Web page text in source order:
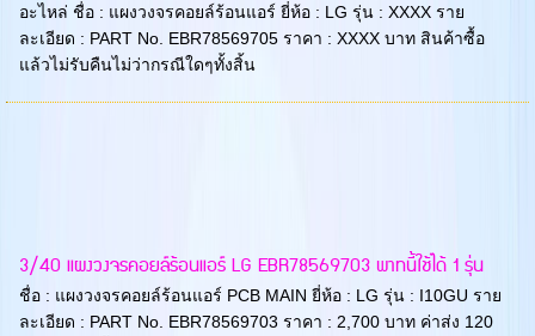
อะไหล่ ชื่อ : แผงวงจรคอยล์ร้อนแอร์ ยี่ห้อ : LG รุ่น : XXXX ราย
ละเอียด : PART No. EBR78569705 ราคา : XXXX บาท สินค้าซื้อ
แล้วไม่รับคืนไม่ว่ากรณีใดๆทั้งสิ้น
3/40 แผงวงจรคอยล์ร้อนแอร์ LG EBR78569703 พาทนี้ใช้ได้ 1 รุ่น
ชื่อ : แผงวงจรคอยล์ร้อนแอร์ PCB MAIN ยี่ห้อ : LG รุ่น : I10GU ราย
ละเอียด : PART No. EBR78569703 ราคา : 2,700 บาท ค่าส่ง 120